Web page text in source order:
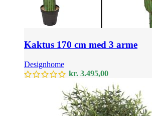
Kaktus 170 cm med 3 arme
Designhome
kr. 3.495,00